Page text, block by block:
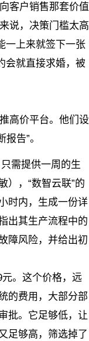
客户销售那套价值
说，决策门槛太高
一上来就签下一张
会就直接求婚，被
高价平台。他们设
告”。
需提供一周的生
），“数智云联”的
时内，生成一份详
出其生产流程中的
障风险，并给出初
元。这个价格，远
的费用，大部分部
批。它足够低，让
足够高，筛选掉了